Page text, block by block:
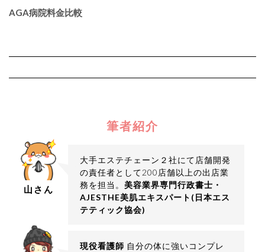
AGA病院料金比較
筆者紹介
山さん
大手エステチェーン２社にて店舗開発
の責任者として200店舗以上の出店業
務を担当。 美容業界専門行政書士・
AJESTHE美肌エキスパート(日本エス
テティック協会)
現役看護師 自分の体に強いコンプレ